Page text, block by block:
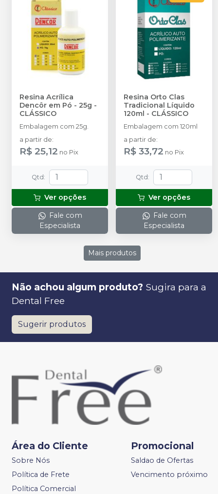
Resina Acrílica
Dencôr em Pó - 25g -
CLÁSSICO
Embalagem com 25g.
a partir de:
R$ 25,12 no Pix
Qtd :
Ver opções
Fale com
Especialista
Resina Orto Clas
Tradicional Líquido
120ml - CLÁSSICO
Embalagem com 120ml
a partir de:
R$ 33,72 no Pix
Qtd :
Ver opções
Fale com
Especialista
Mais produtos
Não achou algum produto? Sugira para a
Dental Free
Sugerir produtos
Área do Cliente
Sobre Nós
Política de Frete
Política Comercial
Promocional
Saldao de Ofertas
Vencimento próximo